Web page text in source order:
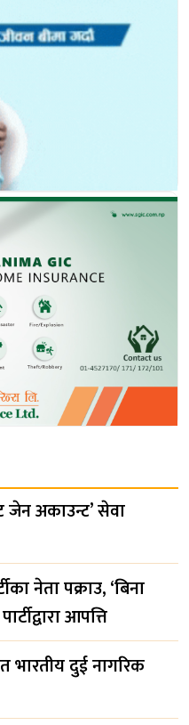
अकाउन्ट’ सेवा
नेता पक्राउ, ‘बिना
आपत्ति
भारतीय दुई नागरिक